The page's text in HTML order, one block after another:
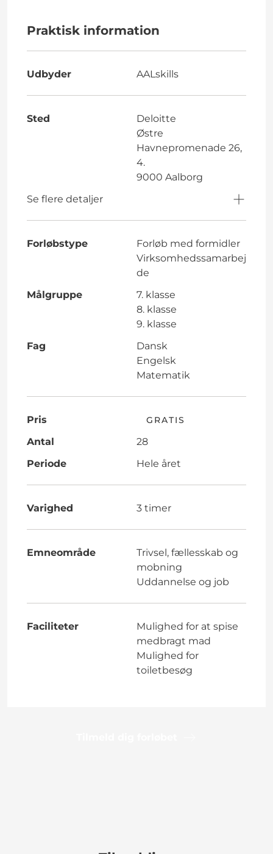
Praktisk information
Udbyder AALskills
Sted
Deloitte
Østre
Havnepromenade 26,
4.
9000 Aalborg
Se flere detaljer
Forløbstype
Forløb med formidler
Virksomhedssamarbej
de
Målgruppe
7. klasse
8. klasse
9. klasse
Fag
Dansk
Engelsk
Matematik
Pris GRATIS
Antal
28
Periode
Hele året
Varighed 3 timer
Emneområde
Trivsel, fællesskab og
mobning
Uddannelse og job
Faciliteter
Mulighed for at spise
medbragt mad
Mulighed for
toiletbesøg